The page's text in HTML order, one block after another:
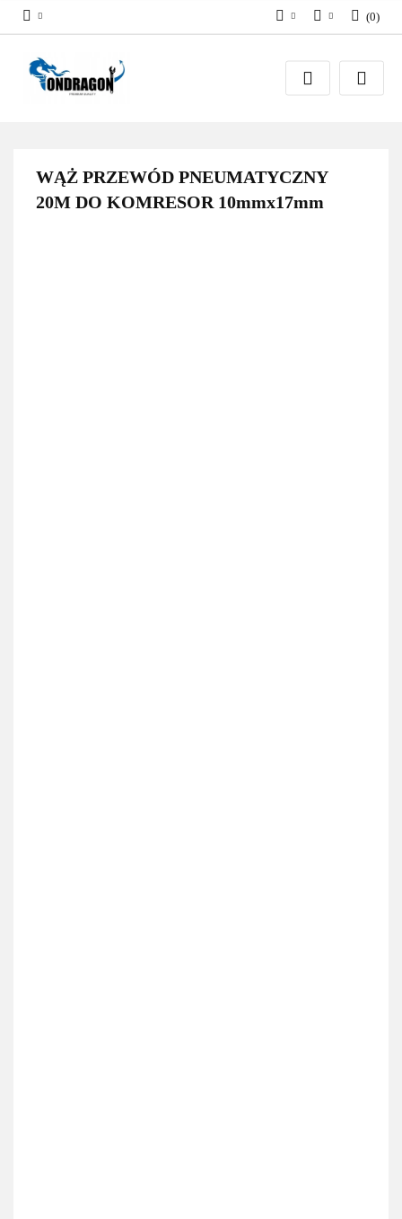
PLNZaloguj się
Załóż konto
(0)
WĄŻ PRZEWÓD PNEUMATYCZNY
20M DO KOMRESOR 10mmx17mm